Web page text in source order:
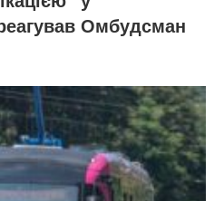
Омбудсман